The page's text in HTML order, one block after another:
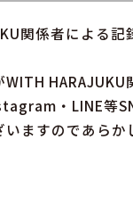
関係者による記
HARAJUKU
・LINE等
いますのであらか